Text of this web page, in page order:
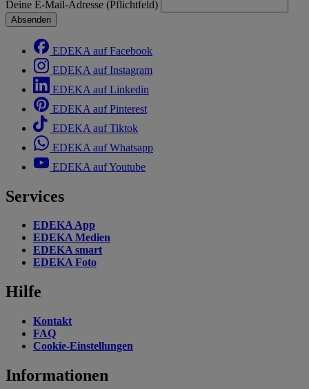
Deine E-Mail-Adresse (Pflichtfeld)
Absenden
EDEKA auf Facebook
EDEKA auf Instagram
EDEKA auf Linkedin
EDEKA auf Pinterest
EDEKA auf Tiktok
EDEKA auf Whatsapp
EDEKA auf Youtube
Services
EDEKA App
EDEKA Medien
EDEKA smart
EDEKA Foto
Hilfe
Kontakt
FAQ
Cookie-Einstellungen
Informationen